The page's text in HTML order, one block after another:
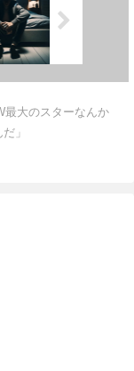
最大のスターなんか
」